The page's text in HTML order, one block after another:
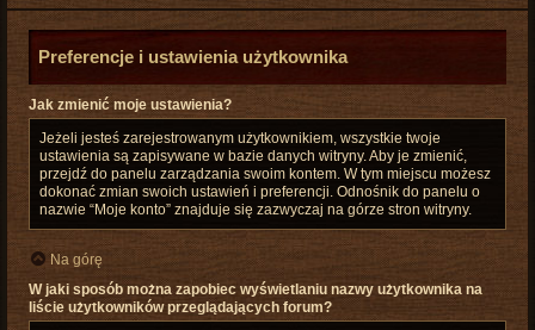
Preferencje i ustawienia użytkownika
Jak zmienić moje ustawienia?
Jeżeli jesteś zarejestrowanym użytkownikiem, wszystkie twoje
ustawienia są zapisywane w bazie danych witryny. Aby je zmienić,
przejdź do panelu zarządzania swoim kontem. W tym miejscu możesz
dokonać zmian swoich ustawień i preferencji. Odnośnik do panelu o
nazwie “Moje konto” znajduje się zazwyczaj na górze stron witryny.
Na górę
W jaki sposób można zapobiec wyświetlaniu nazwy użytkownika na
liście użytkowników przeglądających forum?